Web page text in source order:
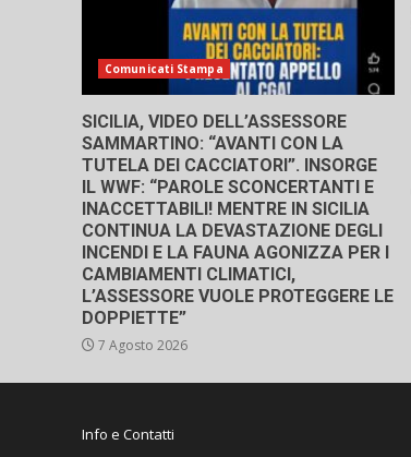
Comunicati Stampa
SICILIA, VIDEO DELL’ASSESSORE
SAMMARTINO: “AVANTI CON LA
TUTELA DEI CACCIATORI”. INSORGE
IL WWF: “PAROLE SCONCERTANTI E
INACCETTABILI! MENTRE IN SICILIA
CONTINUA LA DEVASTAZIONE DEGLI
INCENDI E LA FAUNA AGONIZZA PER I
CAMBIAMENTI CLIMATICI,
L’ASSESSORE VUOLE PROTEGGERE LE
DOPPIETTE”
7 Agosto 2026
Info e Contatti